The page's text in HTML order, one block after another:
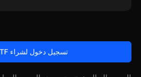
تسجيل دخول لشراء WTF?